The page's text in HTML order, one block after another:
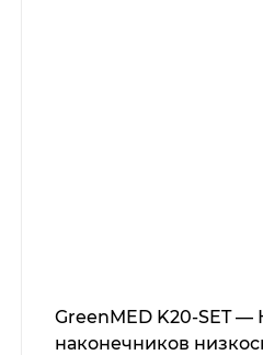
GreenMED K20-SET —
наконечников